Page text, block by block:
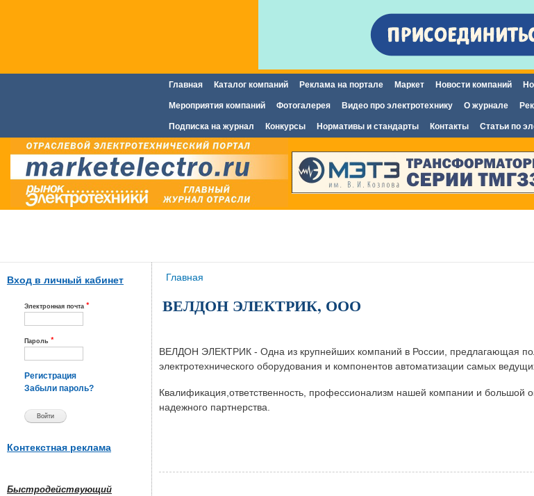
содержанию
Главное меню
Главная Каталог компаний Реклама на портале Маркет Новости компаний
Мероприятия компаний Фотогалерея Видео про электротехнику О журнале
Подписка на журнал Конкурсы Нормативы и стандарты Контакты Статьи по
Вход в личный кабинет
Электронная почта *
Пароль *
Регистрация
Забыли пароль?
Контекстная реклама
Быстродействующий
Вы здесь
Главная
ВЕЛДОН ЭЛЕКТРИК, ООО
ВЕЛДОН ЭЛЕКТРИК - Одна из крупнейших компаний в России, предлагающая
электротехнического оборудования и компонентов автоматизации самых
Квалификация,ответственность, профессионализм нашей компании и большой
надежного партнерства.